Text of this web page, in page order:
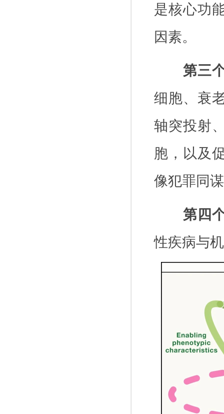
是核心功
因素。
第三
细胞、衰
轴突投射
胞，以及
像犯罪同
第四
性疾病与